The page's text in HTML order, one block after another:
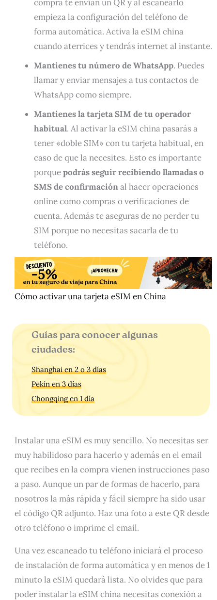
compra te envían un QR y al escanearlo
empieza la configuración del teléfono de
forma automática. Activa la eSIM china
cuando aterrices y tendrás internet al instante.
Mantienes tu número de WhatsApp. Puedes
llamar y enviar mensajes a tus contactos de
WhatsApp como siempre.
Mantienes la tarjeta SIM de tu operador
habitual. Al activar la eSIM china pasarás a
tener «doble SIM» con tu tarjeta habitual, en
caso de que la necesites. Esto es importante
porquepodrás seguir recibiendo llamadas o
SMS de confirmaciónal hacer operaciones
online como compras o verificaciones de
cuenta. Además te aseguras de no perder tu
SIM porque no necesitas sacarla de tu
teléfono.
Cómo activar una tarjeta eSIM en China
Guías para conocer algunas
ciudades:
Shanghai en 2 o 3 días
Pekín en 3 días
Chongqing en 1 día
Instalar una eSIM es muy sencillo. No necesitas ser
muy habilidoso para hacerlo y además en el email
que recibes en la compra vienen instrucciones paso
a paso. Aunque un par de formas de hacerlo, para
nosotros la más rápida y fácil siempre ha sido usar
el código QR adjunto. Haz una foto a este QR desde
otro teléfono o imprime el email.
Una vez escaneado tu teléfono iniciará el proceso
de instalación de forma automática y en menos de 1
minuto la eSIM quedará lista. No olvides que para
poder instalar la eSIM china necesitas conexión a